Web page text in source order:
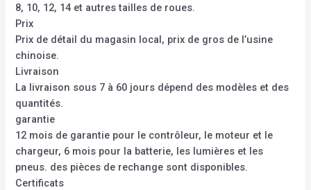
8, 10, 12, 14 et autres tailles de roues.
Prix
Prix de détail du magasin local, prix de gros de l’usine
chinoise.
Livraison
La livraison sous 7 à 60 jours dépend des modèles et des
quantités.
garantie
12 mois de garantie pour le contrôleur, le moteur et le
chargeur, 6 mois pour la batterie, les lumières et les
pneus. des pièces de rechange sont disponibles.
Certificats